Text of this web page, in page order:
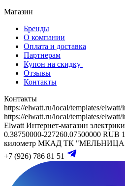
Магазин
Бренды
О компании
Оплата и доставка
Партнерам
Купон на скидку
Отзывы
Контакты
Контакты
https://elwatt.ru/local/templates/
https://elwatt.ru/local/templates/
Elwatt Интернет-магазин электрики
0.38750000-227260.07500000 RUB
километр МКАД ТК
+7 (926) 786 81 51